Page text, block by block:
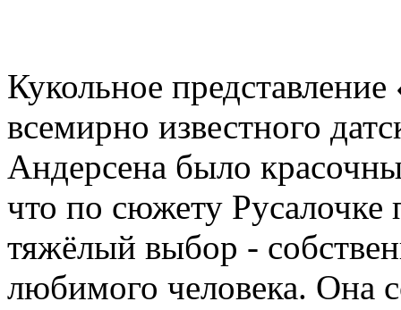
Кукольное
всемирно известного
Андерсена было
что по сюжету Русалочке
тяжёлый выбор -
любимого человека. Она